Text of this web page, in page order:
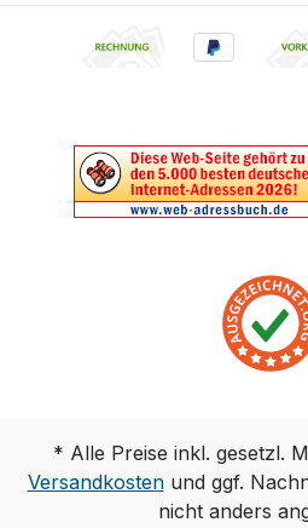
* Alle Preise inkl. gesetzl.
Versandkostenund ggf.
nicht anders